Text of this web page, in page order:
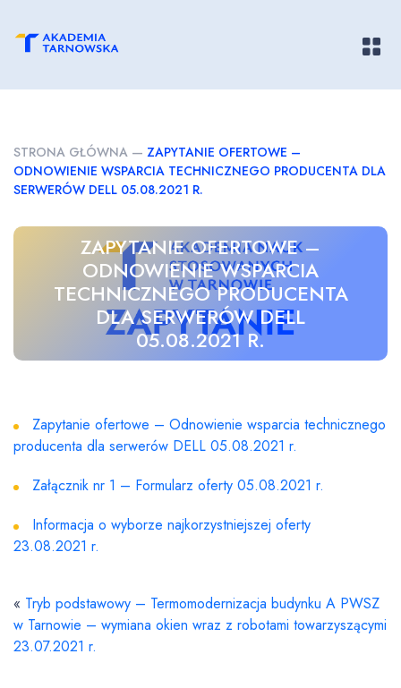
STRONA GŁÓWNA — ZAPYTANIE OFERTOWE –
ODNOWIENIE WSPARCIA TECHNICZNEGO PRODUCENTA DLA
SERWERÓW DELL 05.08.2021 R.
ZAPYTANIE OFERTOWE –
ODNOWIENIE WSPARCIA
TECHNICZNEGO PRODUCENTA
DLA SERWERÓW DELL
05.08.2021 R.
Zapytanie ofertowe – Odnowienie wsparcia technicznego
producenta dla serwerów DELL 05.08.2021 r.
Załącznik nr 1 – Formularz oferty 05.08.2021 r.
Informacja o wyborze najkorzystniejszej oferty
23.08.2021 r.
« Tryb podstawowy – Termomodernizacja budynku A PWSZ
w Tarnowie – wymiana okien wraz z robotami towarzyszącymi
23.07.2021 r.